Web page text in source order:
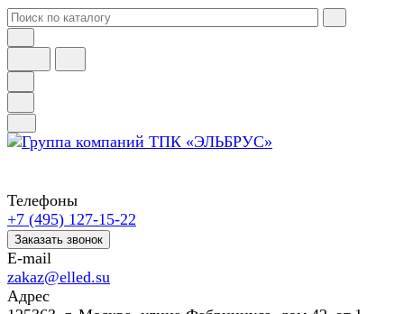
Телефоны
+7 (495) 127-15-22
Заказать звонок
E-mail
zakaz@elled.su
Адрес